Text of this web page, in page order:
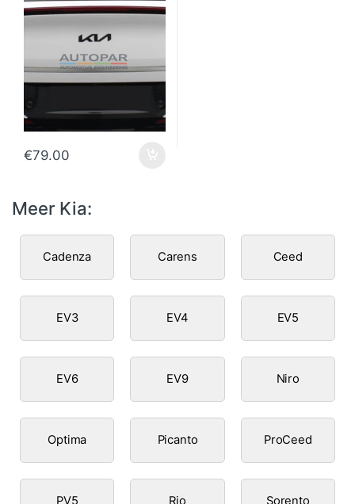
€79.00
Meer Kia:
Cadenza Carens Ceed
EV3 EV4 EV5
EV6 EV9 Niro
Optima Picanto ProCeed
PV5 Rio Sorento